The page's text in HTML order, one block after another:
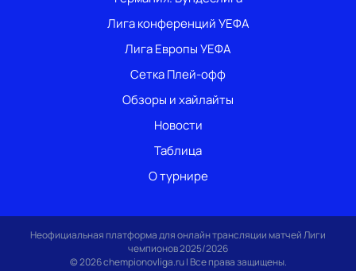
Лига конференций УЕФА
Лига Европы УЕФА
Сетка Плей-офф
Обзоры и хайлайты
Новости
Таблица
О турнире
Неофициальная платформа для онлайн трансляции матчей Лиги
чемпионов 2025/2026
© 2026 chempionovliga.ru | Все права защищены.